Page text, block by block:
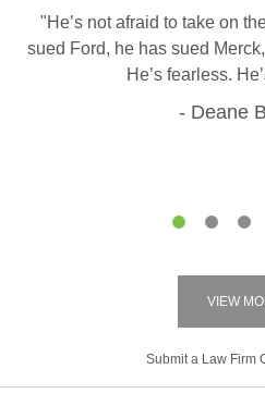
"He’s not afraid to take on
sued Ford, he has sued
He’s fearless.
Deane
VIEW
Submit a Law Firm